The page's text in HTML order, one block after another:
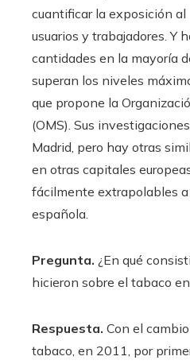
cuantificar la exposición al
usuarios y trabajadores. Y
cantidades en la mayoría
superan los niveles
que propone la
(OMS). Sus
Madrid, pero hay otras
en otras capitales
fácilmente extrapolables a
española.
Pregunta. ¿En qué
hicieron sobre el tabaco
Respuesta. Con el
tabaco, en 2011, por